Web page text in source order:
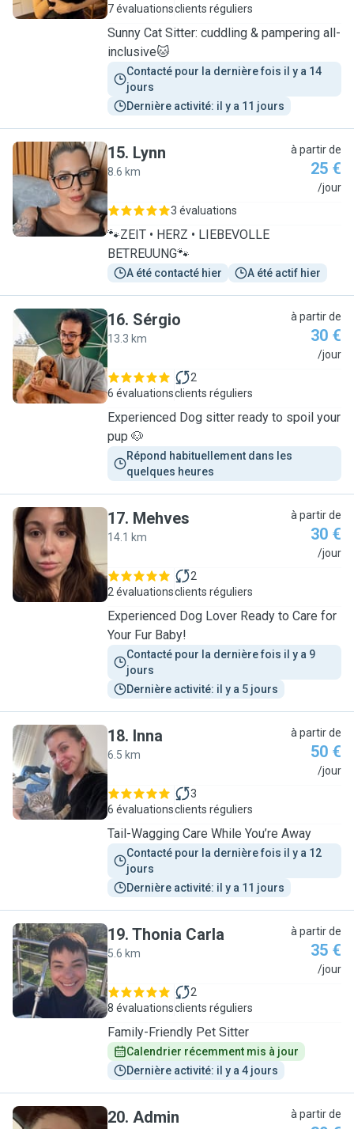
7 évaluationsclients réguliers
Sunny Cat Sitter: cuddling & pampering all-
inclusive🐱
Contacté pour la dernière fois il y a 14
jours
Dernière activité: il y a 11 jours
L
15. Lynn
8.6 km
à partir de
25 €
/jour
3 évaluations
🐾ZEIT • HERZ • LIEBEVOLLE
BETREUUNG🐾
A été contacté hier A été actif hier
S
16. Sérgio
13.3 km
à partir de
30 €
/jour
6 évaluations
2
clients réguliers
Experienced Dog sitter ready to spoil your
pup 🐶
Répond habituellement dans les
quelques heures
M
17. Mehves
14.1 km
à partir de
30 €
/jour
2 évaluations
2
clients réguliers
Experienced Dog Lover Ready to Care for
Your Fur Baby!
Contacté pour la dernière fois il y a 9
jours
Dernière activité: il y a 5 jours
I
18. Inna
6.5 km
à partir de
50 €
/jour
6 évaluations
3
clients réguliers
Tail-Wagging Care While You’re Away
Contacté pour la dernière fois il y a 12
jours
Dernière activité: il y a 11 jours
T
19. Thonia Carla
5.6 km
à partir de
35 €
/jour
8 évaluations
2
clients réguliers
Family-Friendly Pet Sitter
Calendrier récemment mis à jour
Dernière activité: il y a 4 jours
20. Admin à partir de